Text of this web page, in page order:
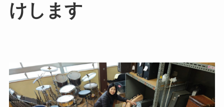
けします